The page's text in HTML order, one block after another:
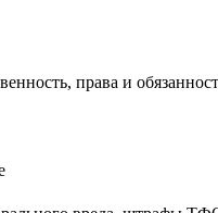
права и